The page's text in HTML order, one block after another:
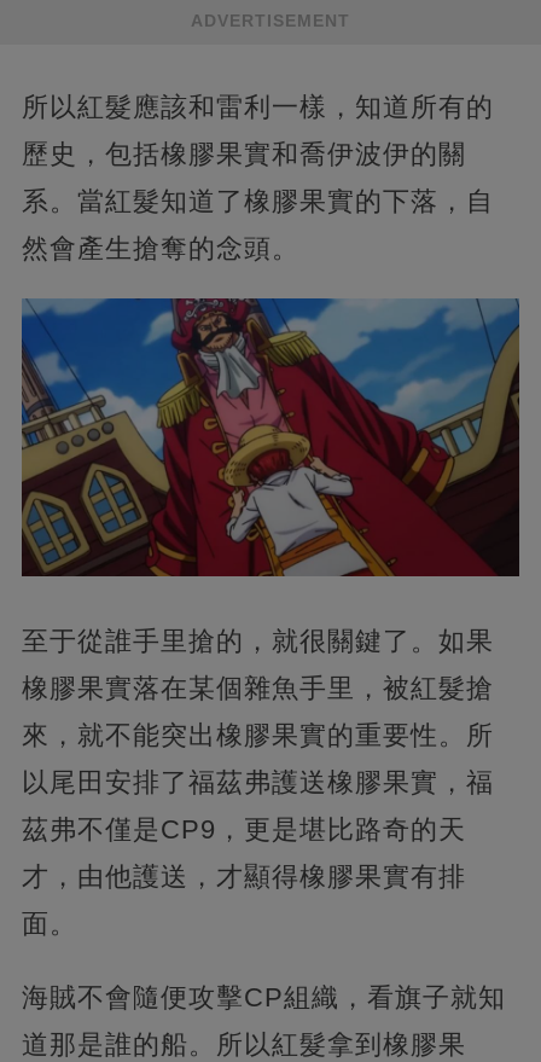
ADVERTISEMENT
所以紅髮應該和雷利一樣，知道所有的
歷史，包括橡膠果實和喬伊波伊的關
系。當紅髮知道了橡膠果實的下落，自
然會產生搶奪的念頭。
至于從誰手里搶的，就很關鍵了。如果
橡膠果實落在某個雜魚手里，被紅髮搶
來，就不能突出橡膠果實的重要性。所
以尾田安排了福茲弗護送橡膠果實，福
茲弗不僅是CP9，更是堪比路奇的天
才，由他護送，才顯得橡膠果實有排
面。
海賊不會隨便攻擊CP組織，看旗子就知
道那是誰的船。所以紅髮拿到橡膠果